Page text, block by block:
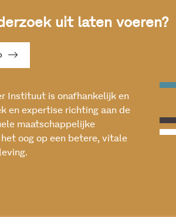
uit laten voeren?
Instituut is onafhankelijk en
en expertise richting aan de
maatschappelijke
oog op een betere, vitale